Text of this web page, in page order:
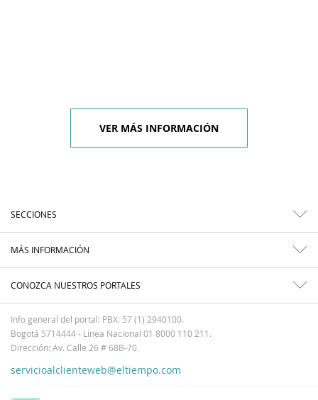
VER MÁS INFORMACIÓN
SECCIONES
MÁS INFORMACIÓN
CONOZCA NUESTROS PORTALES
Info general del portal: PBX: 57 (1) 2940100.
Bogotá 5714444 - Línea Nacional 01 8000 110 211.
Dirección: Av. Calle 26 # 68B-70.
servicioalclienteweb@eltiempo.com